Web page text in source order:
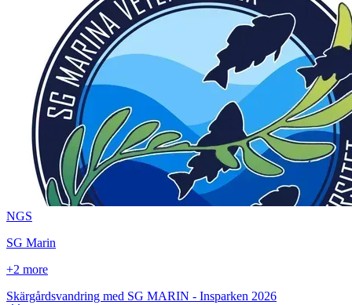
NGS
SG Marin
+2 more
Skärgårdsvandring med SG MARIN - Insparken 2026